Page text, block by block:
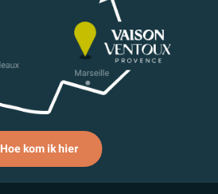
Hoe kom ik hier